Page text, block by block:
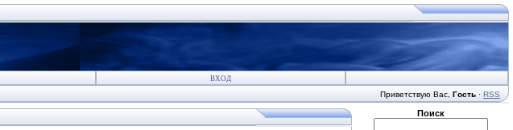
ВХОД
Приветствую Вас Гость · RSS
Поиск